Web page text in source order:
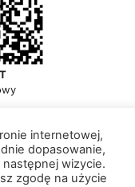
Zbudowany z
internetowej,
dopasowanie,
wizycie.
zgodę na użycie